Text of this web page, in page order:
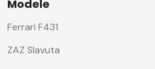
Modele
Ferrari F431
ZAZ Slavuta